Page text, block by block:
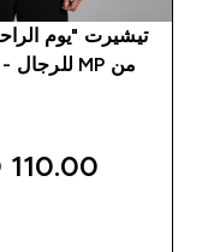
تيشيرت "يوم
من MP للرجال - لون أبيض
110.00 AED‎